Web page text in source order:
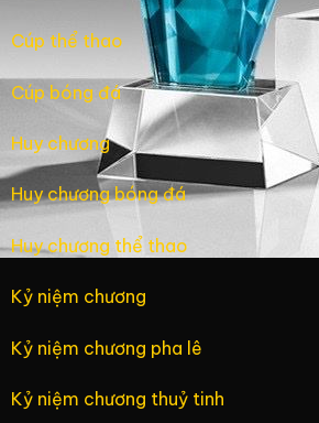
Cúp thể thao
Cúp bóng đá
Huy chương
Huy chương bóng đá
Huy chương thể thao
Kỷ niệm chương
Kỷ niệm chương pha lê
Kỷ niệm chương thuỷ tinh